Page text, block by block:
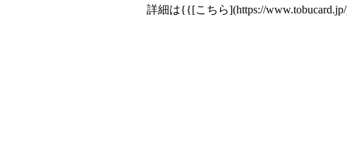
詳細は{{[こちら](https://